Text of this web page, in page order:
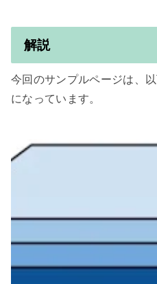
解説
今回のサンプルページは、
になっています。